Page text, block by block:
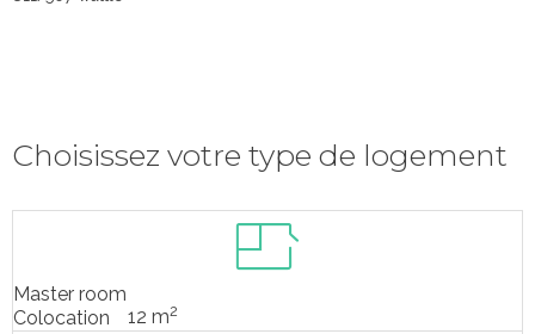
Choisissez votre type de logement
Master room
Colocation
12 m2